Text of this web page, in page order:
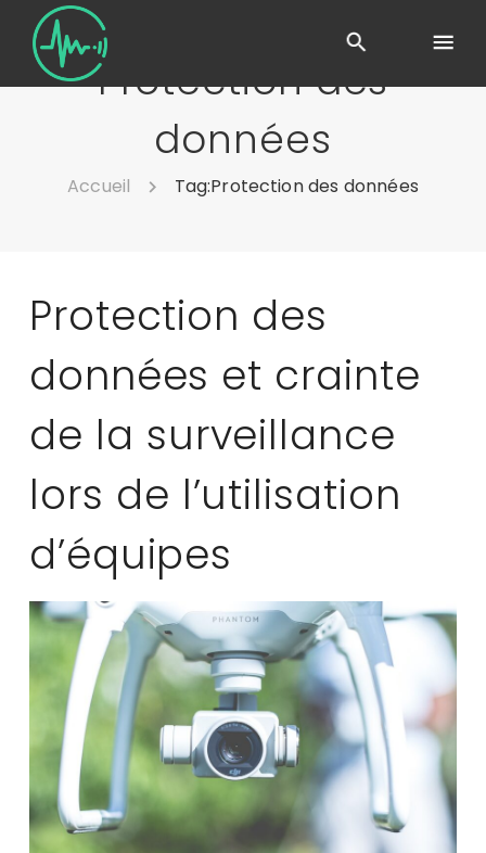
Protection des
données
Accueil Tag:Protection des données
Protection des
données et crainte
de la surveillance
lors de l’utilisation
d’équipes